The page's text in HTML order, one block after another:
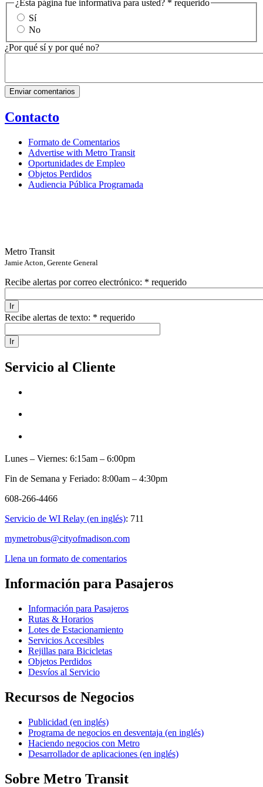
¿Esta página fue informativa para usted? * requerido
Sí
No
¿Por qué sí y por qué no?
Contacto
Formato de Comentarios
Advertise with Metro Transit
Oportunidades de Empleo
Objetos Perdidos
Audiencia Pública Programada
Metro Transit
Jamie Acton, Gerente General
Recibe alertas por correo electrónico: * requerido
Recibe alertas de texto: * requerido
Servicio al Cliente
Lunes – Viernes: 6:15am – 6:00pm
Fin de Semana y Feriado: 8:00am – 4:30pm
608-266-4466
Servicio de WI Relay (en inglés): 711
mymetrobus@cityofmadison.com
Llena un formato de comentarios
Información para Pasajeros
Información para Pasajeros
Rutas & Horarios
Lotes de Estacionamiento
Servicios Accesibles
Rejillas para Bicicletas
Objetos Perdidos
Desvíos al Servicio
Recursos de Negocios
Publicidad (en inglés)
Programa de negocios en desventaja (en inglés)
Haciendo negocios con Metro
Desarrollador de aplicaciones (en inglés)
Sobre Metro Transit